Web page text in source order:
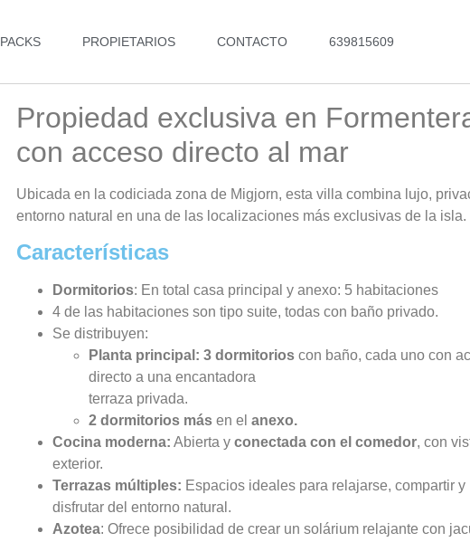
PACKS PROPIETARIOS CONTACTO 639815609
Propiedad exclusiva en
con acceso directo al mar
Ubicada en la codiciada zona de Migjorn, esta villa combina lujo,
entorno natural en una de las localizaciones más exclusivas de la isla.
Características
Dormitorios: En total casa principal y anexo: 5 habitaciones
4 de las habitaciones son tipo suite, todas con baño privado.
Se distribuyen:
Planta principal: 3 dormitorios con baño, cada uno con
directo a una encantadora
terraza privada.
2 dormitorios más en el anexo.
Cocina moderna: Abierta y conectada con el comedor, con
exterior.
Terrazas múltiples: Espacios ideales para relajarse, compartir y
disfrutar del entorno natural.
Azotea: Ofrece posibilidad de crear un solárium relajante con